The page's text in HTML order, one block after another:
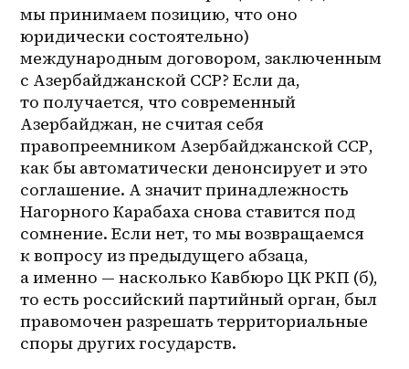
мы принимаем позицию, что оно
юридически состоятельно)
международным договором, заключенным
с Азербайджанской ССР? Если да,
то получается, что современный
Азербайджан, не считая себя
правопреемником Азербайджанской ССР,
как бы автоматически денонсирует и это
соглашение. А значит принадлежность
Нагорного Карабаха снова ставится под
сомнение. Если нет, то мы возвращаемся
к вопросу из предыдущего абзаца,
а именно — насколько Кавбюро ЦК РКП (б),
то есть российский партийный орган, был
правомочен разрешать территориальные
споры других государств.